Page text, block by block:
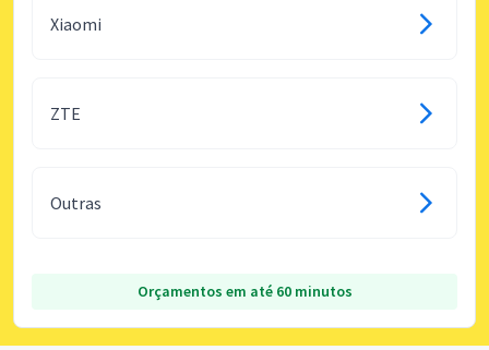
Xiaomi
ZTE
Outras
Orçamentos em até 60 minutos